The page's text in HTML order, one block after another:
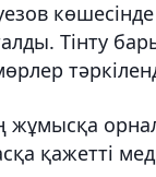
Тінту
жұмысқа
қажетті